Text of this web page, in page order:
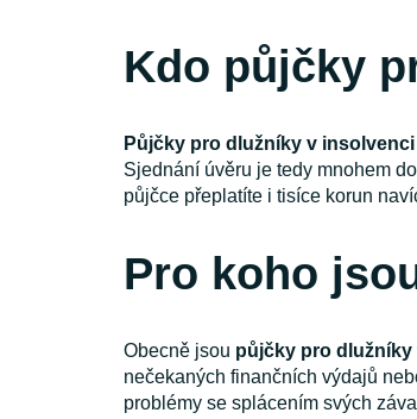
Kdo půjčky
Půjčky pro dlužníky v insolvenci
Sjednání úvěru je tedy mnohem
půjčce přeplatíte i tisíce korun
Pro koho
Obecně jsou půjčky pro
nečekaných finančních výdajů
problémy se splácením svých